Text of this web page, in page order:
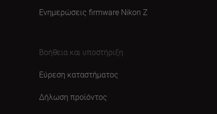
Ενημερώσεις firmware Nikon Ζ
Βοήθεια και υποστήριξη
Εύρεση καταστήματος
Δήλωση προϊόντος